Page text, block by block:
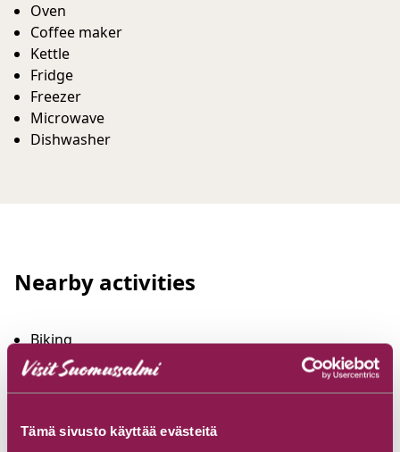
Tämä sivusto käyttää evästeitä
Oven
Coffee maker
Kettle
Fridge
Freezer
Microwave
Dishwasher
Nearby activities
Biking
Boating
Canoeing
Fishing